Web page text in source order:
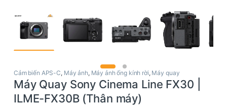
Cảm biến APS-C, Máy ảnh, Máy ảnh ống kính rời, Máy quay
Máy Quay Sony Cinema Line FX30 |
ILME-FX30B (Thân máy)